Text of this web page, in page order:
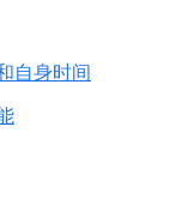
自身时间